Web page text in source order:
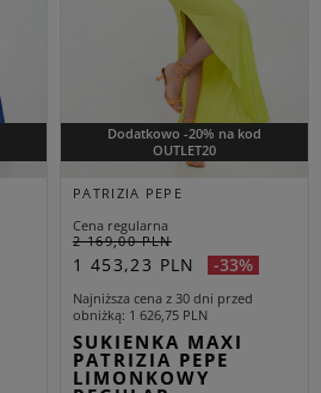
Dodatkowo -20% na kod
OUTLET20
PATRIZIA PEPE
Cena regularna
2 169,00 PLN
1 453,23 PLN -33%
Najniższa cena z 30 dni przed
obniżką 1 626,75 PLN
SUKIENKA MAXI
PATRIZIA PEPE
LIMONKOWY